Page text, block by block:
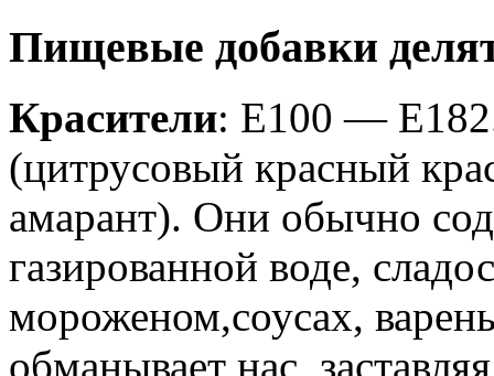
Пищевые добавки
Красители: Е100 —
(цитрусовый красный
амарант). Они обычно
газированной воде,
мороженом,соусах,
обманывает нас,